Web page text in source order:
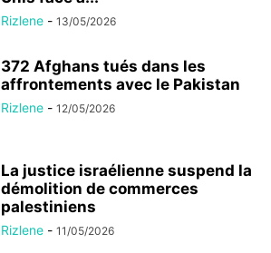
Rizlene - 13/05/2026
372 Afghans tués dans les
affrontements avec le Pakistan
Rizlene - 12/05/2026
La justice israélienne suspend la
démolition de commerces
palestiniens
Rizlene - 11/05/2026